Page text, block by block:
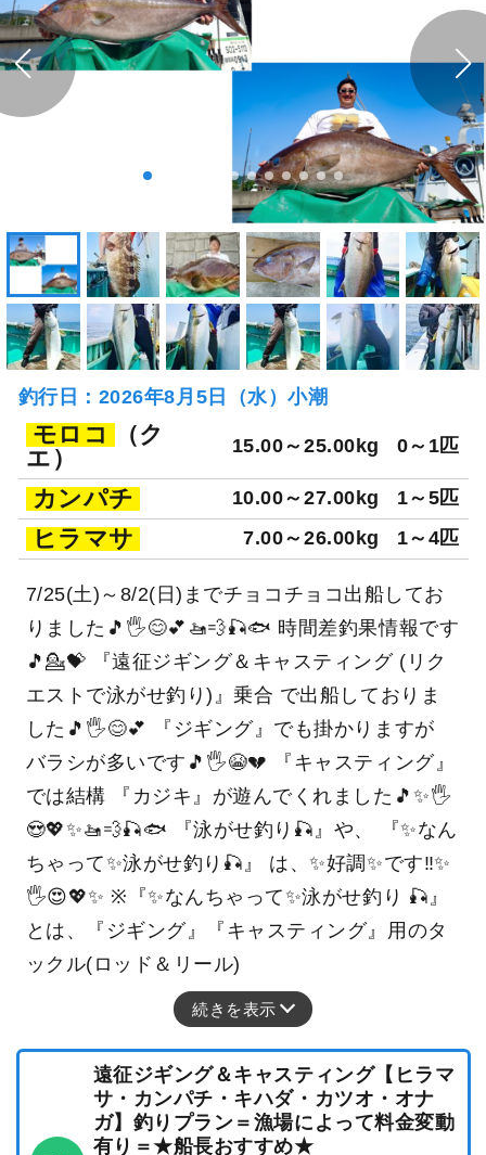
釣行日：2026年8月5日（水）小潮
モロコ
（ク
エ）
15.00～25.00kg 0～1匹
カンパチ 10.00～27.00kg 1～5匹
ヒラマサ 7.00～26.00kg 1～4匹
7/25(土)～8/2(日)までチョコチョコ出船してお
りました🎵🖐😊💕🚤💨🎣🐟 時間差釣果情報です
🎵💁💝 『遠征ジギング＆キャスティング (リク
エストで泳がせ釣り)』乗合 で出船しておりま
した🎵🖐😊💕 『ジギング』でも掛かりますが
バラシが多いです🎵🖐😭💔 『キャスティング』
では結構 『カジキ』が遊んでくれました🎵✨🖐
😍💖✨🚤💨🎣🐟 『泳がせ釣り🎣』や、 『✨なん
ちゃって✨泳がせ釣り🎣』 は、✨好調✨です‼️✨
🖐😍💖✨ ※『✨なんちゃって✨泳がせ釣り 🎣』
とは、『ジギング』『キャスティング』用のタ
ックル(ロッド＆リール)
続きを表示
遠征ジギング＆キャスティング【ヒラマ
サ・カンパチ・キハダ・カツオ・オナ
ガ】釣りプラン＝漁場によって料金変動
有り＝★船長おすすめ★